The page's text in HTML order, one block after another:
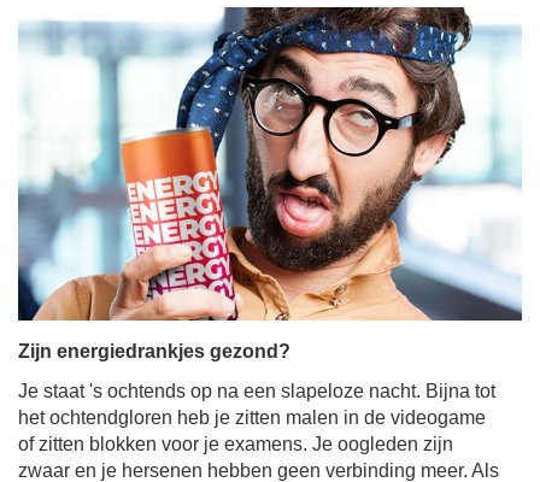
Zijn energiedrankjes gezond?
Je staat 's ochtends op na een slapeloze nacht. Bijna tot
het ochtendgloren heb je zitten malen in de videogame
of zitten blokken voor je examens. Je oogleden zijn
zwaar en je hersenen hebben geen verbinding meer. Als